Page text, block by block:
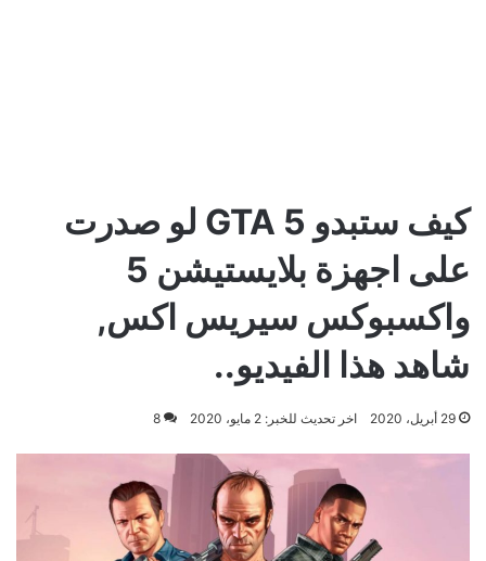
كيف ستبدو GTA 5 لو صدرت
على اجهزة بلايستيشن 5
واكسبوكس سيريس اكس,
شاهد هذا الفيديو..
29 أبريل، 2020 اخر تحديث للخبر: 2 مايو، 2020 8